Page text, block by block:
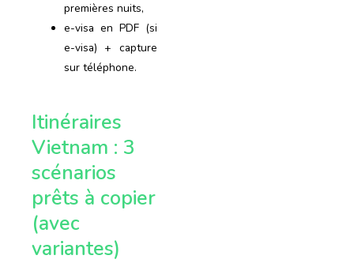
premières nuits,
e-visa en PDF (si
e-visa) + capture
sur téléphone.
Itinéraires
Vietnam : 3
scénarios
prêts à copier
(avec
variantes)